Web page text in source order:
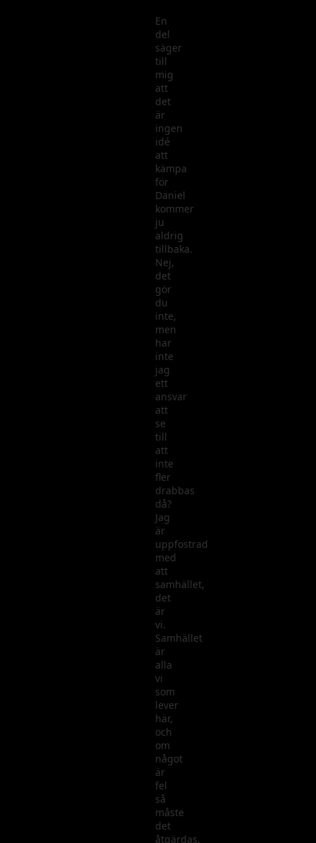
En
del
säger
till
mig
att
det
är
ingen
idé
att
kämpa
för
Daniel
kommer
ju
aldrig
tillbaka.
Nej,
det
gör
du
inte,
men
har
inte
jag
ett
ansvar
att
se
till
att
inte
fler
drabbas
då?
Jag
är
uppfostrad
med
att
samhället,
det
är
vi.
Samhället
är
alla
vi
som
lever
här,
och
om
något
är
fel
så
måste
det
åtgärdas,